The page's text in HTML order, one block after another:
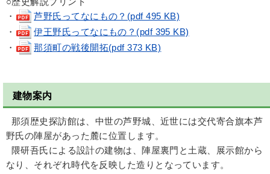
○歴史解説プリント
・
芦野氏ってなにもの？(pdf 495 KB)
・
伊王野氏ってなにもの？(pdf 395 KB)
・
那須町の戦後開拓(pdf 373 KB)
建物案内
那須歴史探訪館は、中世の芦野城、近世には交代寄合旗本芦
野氏の陣屋があった麓に位置します。
隈研吾氏による設計の建物は、陣屋裏門と土蔵、展示館から
なり、それぞれ時代を反映した造りとなっています。